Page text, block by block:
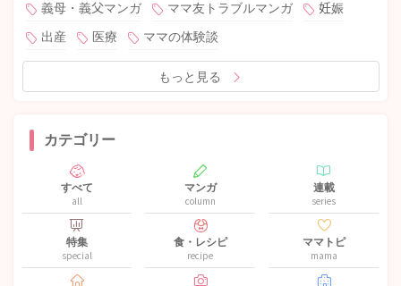
義母・義父マンガ
ママ友トラブルマンガ
妊娠
出産
医療 ママの体験談
もっと見る
カテゴリー
すべて
all
マンガ
column
連載
series
特集
special
食・レシピ
recipe
ママトピ
mama